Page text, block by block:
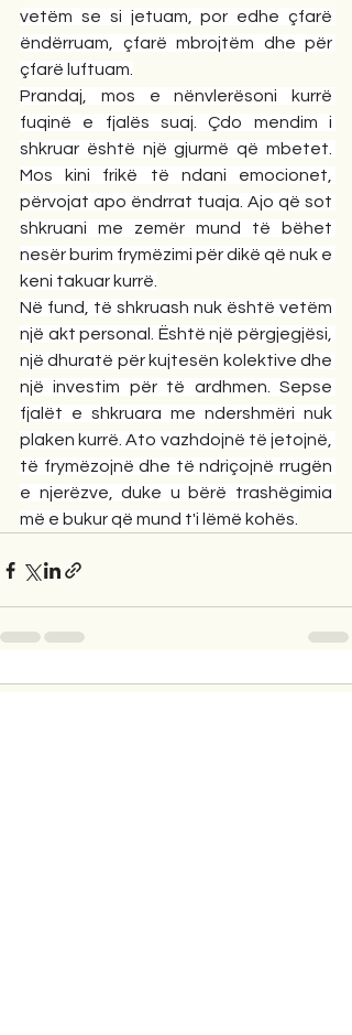
vetëm se si jetuam, por edhe çfarë
ëndërruam, çfarë mbrojtëm dhe për
çfarë luftuam.
Prandaj, mos e nënvlerësoni kurrë
fuqinë e fjalës suaj. Çdo mendim i
shkruar është një gjurmë që mbetet.
Mos kini frikë të ndani emocionet,
përvojat apo ëndrrat tuaja. Ajo që sot
shkruani me zemër mund të bëhet
nesër burim frymëzimi për dikë që nuk e
keni takuar kurrë.
Në fund, të shkruash nuk është vetëm
një akt personal. Është një përgjegjësi,
një dhuratë për kujtesën kolektive dhe
një investim për të ardhmen. Sepse
fjalët e shkruara me ndershmëri nuk
plaken kurrë. Ato vazhdojnë të jetojnë,
të frymëzojnë dhe të ndriçojnë rrugën
e njerëzve, duke u bërë trashëgimia
më e bukur që mund t'i lëmë kohës.